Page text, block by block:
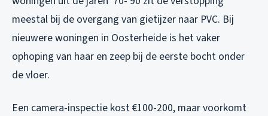
meestal bij de overgang van gietijzer naar PVC. Bij
nieuwere woningen in Oosterheide is het vaker
ophoping van haar en zeep bij de eerste bocht onder
de vloer.
Een camera-inspectie kost €100-200, maar voorkomt